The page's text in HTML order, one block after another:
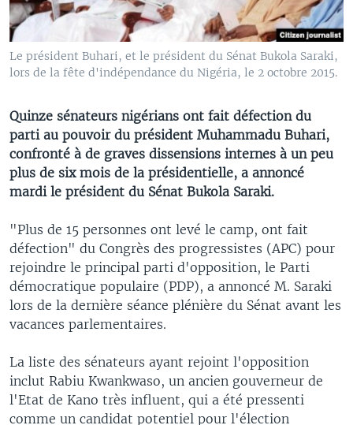
Le président Buhari, et le président du Sénat Bukola Saraki,
lors de la fête d'indépendance du Nigéria, le 2 octobre 2015.
Quinze sénateurs nigérians ont fait défection du
parti au pouvoir du président Muhammadu Buhari,
confronté à de graves dissensions internes à un peu
plus de six mois de la présidentielle, a annoncé
mardi le président du Sénat Bukola Saraki.
"Plus de 15 personnes ont levé le camp, ont fait
défection" du Congrès des progressistes (APC) pour
rejoindre le principal parti d'opposition, le Parti
démocratique populaire (PDP), a annoncé M. Saraki
lors de la dernière séance plénière du Sénat avant les
vacances parlementaires.
La liste des sénateurs ayant rejoint l'opposition
inclut Rabiu Kwankwaso, un ancien gouverneur de
l'Etat de Kano très influent, qui a été pressenti
comme un candidat potentiel pour l'élection